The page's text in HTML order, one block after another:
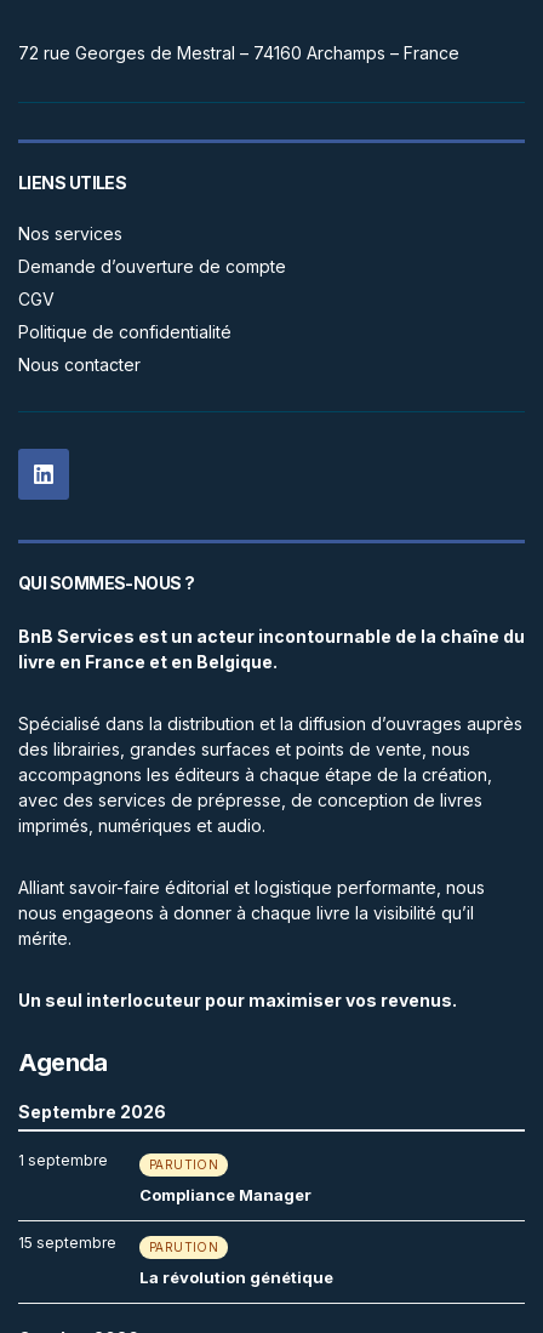
72 rue Georges de Mestral – 74160 Archamps – France
LIENS UTILES
Nos services
Demande d’ouverture de compte
CGV
Politique de confidentialité
Nous contacter
QUI SOMMES-NOUS ?
BnB Services est un acteur incontournable de la chaîne du
livre en France et en Belgique.
Spécialisé dans la distribution et la diffusion d’ouvrages auprès
des librairies, grandes surfaces et points de vente, nous
accompagnons les éditeurs à chaque étape de la création,
avec des services de prépresse, de conception de livres
imprimés, numériques et audio.
Alliant savoir-faire éditorial et logistique performante, nous
nous engageons à donner à chaque livre la visibilité qu’il
mérite.
Un seul interlocuteur pour maximiser vos revenus.
Agenda
Septembre 2026
1 septembre PARUTION
Compliance Manager
15 septembre PARUTION
La révolution génétique